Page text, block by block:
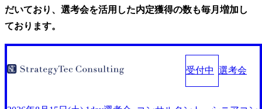
だいており、選考会を活用した内定獲得の数も毎月増加し
ております。
受付中 選考会